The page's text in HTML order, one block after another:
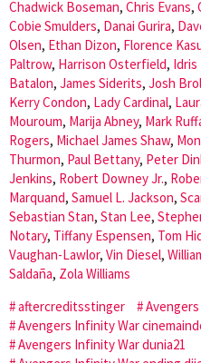
Chadwick Boseman, Chris Evans,
Cobie Smulders, Danai Gurira,
Olsen, Ethan Dizon, Florence
Paltrow, Harrison Osterfield, Idris
Batalon, James Siderits, Josh
Kerry Condon, Lady Cardinal,
Mouroum, Marija Abney, Mark
Rogers, Michael James Shaw,
Thurmon, Paul Bettany, Peter
Jenkins, Robert Downey Jr.,
Marquand, Samuel L. Jackson,
Sebastian Stan, Stan Lee,
Notary, Tiffany Espensen, Tom
Vaughan-Lawlor, Vin Diesel,
Saldaña, Zola Williams
aftercreditsstinger
Avengers Infinity War
Avengers Infinity War dunia21